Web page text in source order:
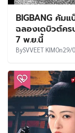
BIGBANG คัม
ฉลองเดบิวต์คร
7 พ.ย.นี้
BySVVEET KIMOn29/